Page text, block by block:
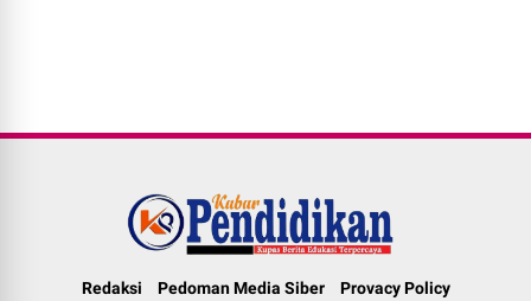
Redaksi Pedoman Media Siber Provacy Policy